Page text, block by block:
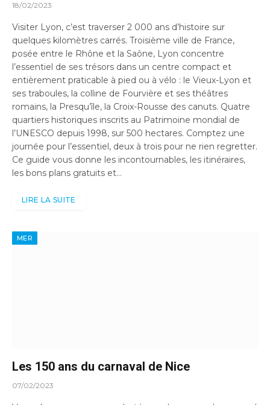
18/02/2023
Visiter Lyon, c’est traverser 2 000 ans d’histoire sur
quelques kilomètres carrés. Troisième ville de France,
posée entre le Rhône et la Saône, Lyon concentre
l’essentiel de ses trésors dans un centre compact et
entièrement praticable à pied ou à vélo : le Vieux-Lyon et
ses traboules, la colline de Fourvière et ses théâtres
romains, la Presqu’île, la Croix-Rousse des canuts. Quatre
quartiers historiques inscrits au Patrimoine mondial de
l’UNESCO depuis 1998, sur 500 hectares. Comptez une
journée pour l’essentiel, deux à trois pour ne rien regretter.
Ce guide vous donne les incontournables, les itinéraires,
les bons plans gratuits et…
LIRE LA SUITE
MER
Les 150 ans du carnaval de Nice
07/02/2023